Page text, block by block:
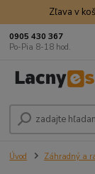
Zľava v
0905 430 367
Po-Pia 8-18 hod.
Úvod Záhradný a